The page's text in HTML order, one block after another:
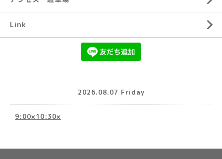
Link
2026.08.07 Friday
9:00×10:30×